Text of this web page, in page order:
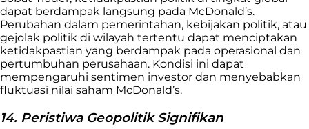
dapat berdampak langsung pada McDonald’s.
Perubahan dalam pemerintahan, kebijakan politik, atau
gejolak politik di wilayah tertentu dapat menciptakan
ketidakpastian yang berdampak pada operasional dan
pertumbuhan perusahaan. Kondisi ini dapat
mempengaruhi sentimen investor dan menyebabkan
fluktuasi nilai saham McDonald’s.
14. Peristiwa Geopolitik Signifikan